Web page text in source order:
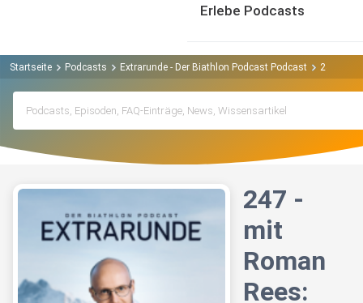
Erlebe Podcasts
Startseite Podcasts Extrarunde - Der Biathlon Podcast Podcast 247 - mit
247 -
mit
Roman
Rees: